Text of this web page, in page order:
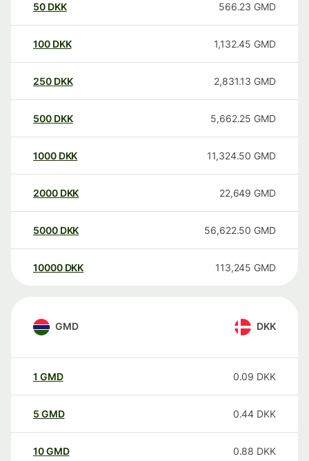
50 DKK 566.23 GMD
100 DKK 1,132.45 GMD
250 DKK 2,831.13 GMD
500 DKK 5,662.25 GMD
1000 DKK 11,324.50 GMD
2000 DKK 22,649 GMD
5000 DKK 56,622.50 GMD
10000 DKK 113,245 GMD
GMD DKK
1 GMD 0.09 DKK
5 GMD 0.44 DKK
10GMD 0.88 DKK